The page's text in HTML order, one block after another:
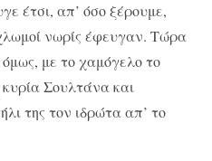
έτσι, απ’ όσο ξέρουμε,
νωρίς έφευγαν. Τώρα
με το χαμόγελο το
κυρία Σουλτάνα και
της τον ιδρώτα απ’ το